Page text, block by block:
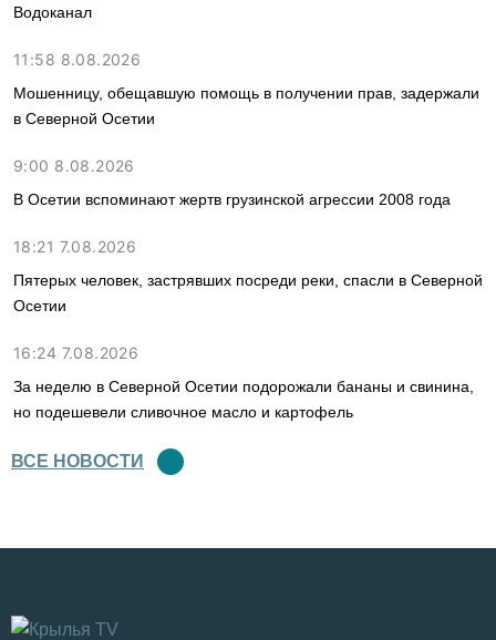
Водоканал
11:58 8.08.2026
Мошенницу, обещавшую помощь в получении прав, задержали
в Северной Осетии
9:00 8.08.2026
В Осетии вспоминают жертв грузинской агрессии 2008 года
18:21 7.08.2026
Пятерых человек, застрявших посреди реки, спасли в Северной
Осетии
16:24 7.08.2026
За неделю в Северной Осетии подорожали бананы и свинина,
но подешевели сливочное масло и картофель
ВСЕ НОВОСТИ